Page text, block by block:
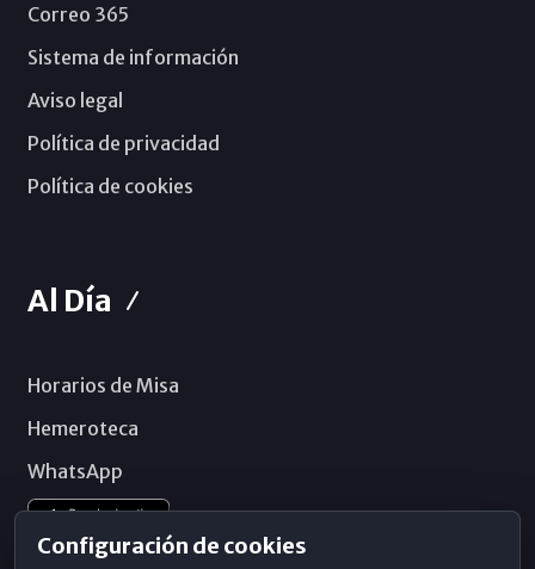
Correo 365
Sistema de información
Aviso legal
Política de privacidad
Política de cookies
Al Día
Horarios de Misa
Hemeroteca
WhatsApp
Configuración de cookies